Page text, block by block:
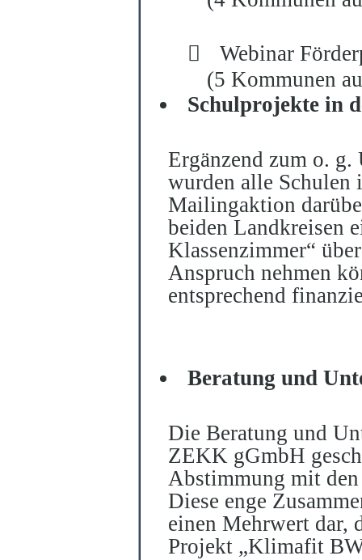

Webinar
(5 Kommunen
Schulprojekte in
Ergänzend zum o. g.
wurden alle Schulen
Mailingaktion
beiden Landkreisen
Klassenzimmer“
Anspruch nehmen
entsprechend
Beratung und
Die Beratung und
ZEKK gGmbH
Abstimmung mit
Diese enge
einen Mehrwert dar,
Projekt „Klimafit